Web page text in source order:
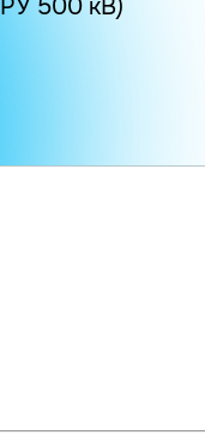
500 кВ)